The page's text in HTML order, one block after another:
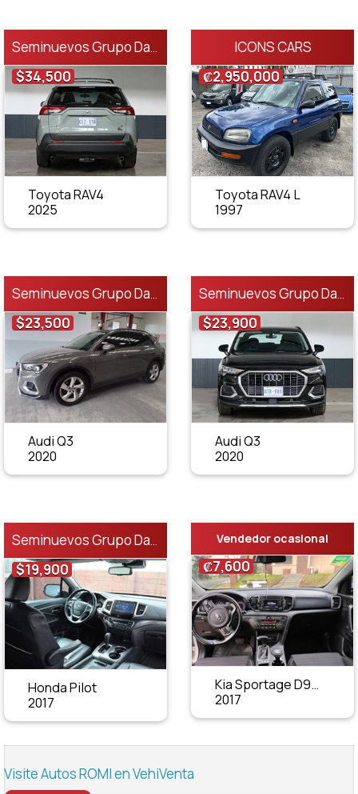
Seminuevos Grupo Danissa
$34,500
Toyota RAV4
2025
ICONS CARS
₡2,950,000
Toyota RAV4 L
1997
Seminuevos Grupo Danissa
$23,500
Audi Q3
2020
Seminuevos Grupo Danissa
$23,900
Audi Q3
2020
Seminuevos Grupo Danissa
$19,900
Honda Pilot
2017
Vendedor ocasional
₡7,600
Kia Sportage D9W52G61F
2017
Visite Autos ROMI en VehiVenta